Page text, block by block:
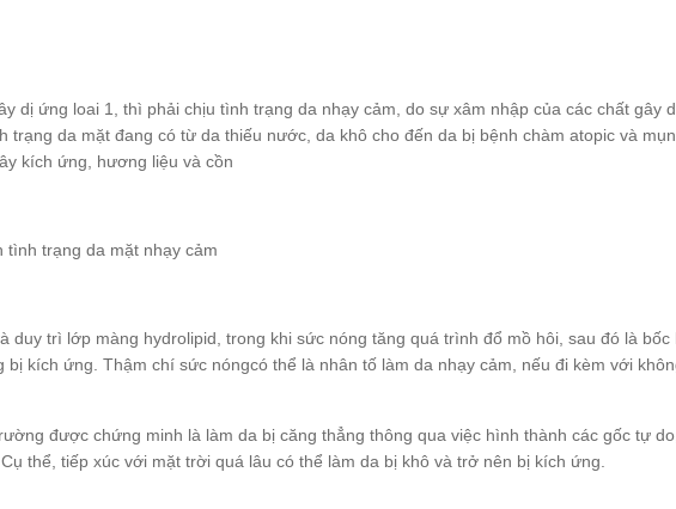
dị ứng loai 1, thì phải chịu tình trạng da nhạy cảm, do sự xâm nhập của các chất gây
trạng da mặt đang có từ da thiếu nước, da khô cho đến da bị bệnh chàm atopic và
kích ứng, hương liệu và cồn
tình trạng da mặt nhạy cảm
duy trì lớp màng hydrolipid, trong khi sức nóng tăng quá trình đổ mồ hôi, sau đó là bốc
kích ứng. Thậm chí sức nóngcó thể là nhân tố làm da nhạy cảm, nếu đi kèm với
được chứng minh là làm da bị căng thẳng thông qua việc hình thành các gốc tự
thể, tiếp xúc với mặt trời quá lâu có thể làm da bị khô và trở nên bị kích ứng.